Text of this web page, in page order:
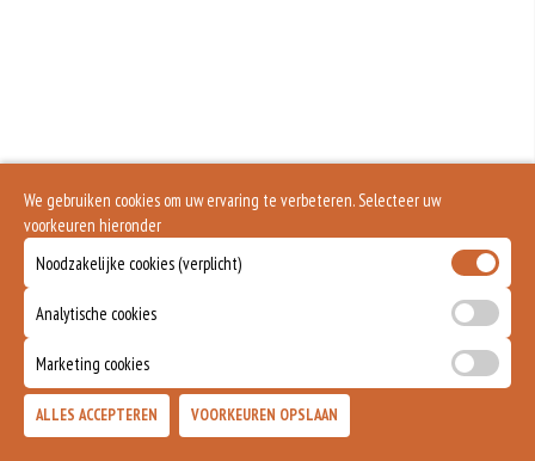
We gebruiken cookies om uw ervaring te verbeteren. Selecteer uw
voorkeuren hieronder
Noodzakelijke cookies (verplicht)
Analytische cookies
Marketing cookies
ALLES ACCEPTEREN VOORKEUREN OPSLAAN